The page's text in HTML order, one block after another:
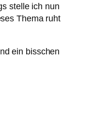
stelle ich nun
Thema ruht
ein bisschen